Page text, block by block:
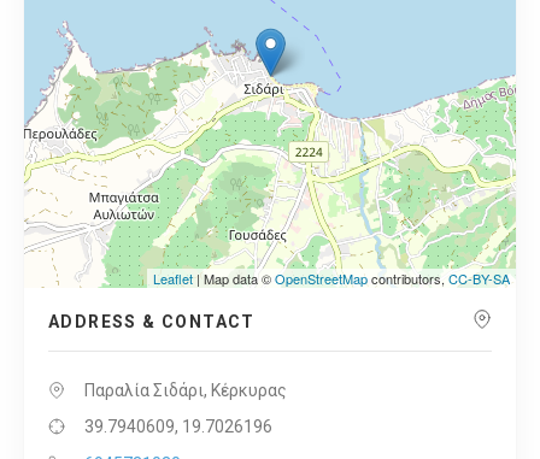
Leaflet| Map data ©OpenStreetMapcontributors,CC-BY-SA
ADDRESS & CONTACT
Παραλία Σιδάρι, Κέρκυρας
39.7940609, 19.7026196